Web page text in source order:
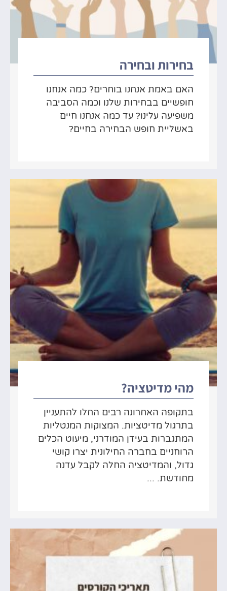
בחירות ובחירה
האם באמת אנחנו בוחרים? כמה אנחנו
חופשיים בבחירות שלנו וכמה הסביבה
משפיעה עלינו? עד כמה אנחנו חיים
באשליית חופש הבחירה בחיים?
מהי מדיטציה?
בתקופה האחרונה רבים החלו להתעניין
בתרגול מדיטציות. המצוקות המנטליות
המתגברות בעידן המודרני, מיעוט הכלים
הרוחניים בחברה החילונית יצרו קושי
גדול, והמדיטציה החלה לקבל עדנה
מחודשת. ...